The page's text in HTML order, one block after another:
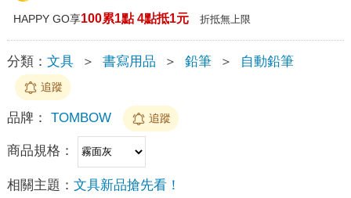
HAPPY GO享100累1點 4點抵1元 折抵無上限
分類： 文具 ＞ 書寫用品 ＞ 鉛筆 ＞ 自動鉛筆
追蹤
品牌： TOMBOW 追蹤
商品規格：
相關主題： 文具新品搶先看！